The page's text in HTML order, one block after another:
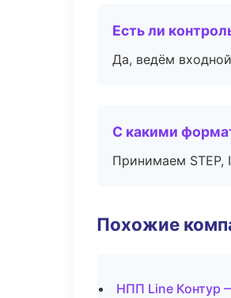
Есть ли
Да, ведём
С какими
Принимаем STEP,
Похожие
НПП Line Контур